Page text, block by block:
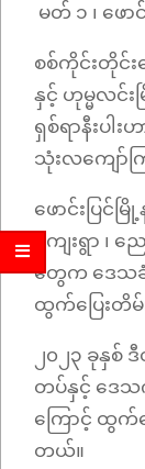
မတ် ၁ ၊ ဖောင်
စစ်ကိုင်းတိုင်း
နှင့် ဟုမ္မလင်
ရှစ်ရာနီးပါ
သုံးလကျော်က
ဖောင်းပြင်
ကျေးရွာ ၊
တွေက ဒေသခံ
ထွက်ပြေးတိမ်
၂၀၂၃ ခုနှစ်
တပ်နှင့် ဒေ
ကြောင့် ထွက်ပ
တယ်။